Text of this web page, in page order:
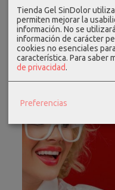
Tienda Gel SinDolor
permiten mejorar la
información. No se
información de carácter
cookies no esenciales
característica. Para saber
de privacidad.
Preferencias